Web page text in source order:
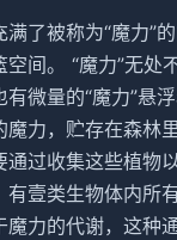
满了被称为“魔力”
空间。 “魔力”无处
有微量的“魔力”悬
魔力，贮存在森林
通过收集这些植物
有壹类生物体内所
魔力的代谢，这种